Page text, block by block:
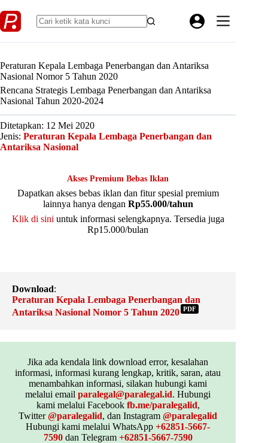
to
content
Peraturan Kepala Lembaga Penerbangan dan Antariksa
Nasional Nomor 5 Tahun 2020
Rencana Strategis Lembaga Penerbangan dan Antariksa
Nasional Tahun 2020-2024
Ditetapkan: 12 Mei 2020
Jenis: Peraturan Kepala Lembaga Penerbangan dan
Antariksa Nasional
Akses Premium Bebas Iklan
Dapatkan akses bebas iklan dan fitur spesial premium
lainnya hanya dengan Rp55.000/tahun
Klik di sini untuk informasi selengkapnya. Tersedia juga
Rp15.000/bulan
Download:
Peraturan Kepala Lembaga Penerbangan dan
Antariksa Nasional Nomor 5 Tahun 2020 PDF
Jika ada kendala link download error, kesalahan
informasi, informasi kurang lengkap, kritik, saran, atau
menambahkan informasi, silakan hubungi kami
melalui emailparalegal@paralegal.id. Hubungi
kami melalui Facebook fb.me/paralegalid,
Twitter@paralegalid, dan Instagram@paralegalid
Hubungi kami melalui WhatsApp+62851-5667-
7590dan Telegram +62851-5667-7590